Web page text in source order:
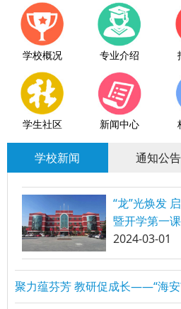
学校概况 专业介绍
学生社区 新闻中心
学校新闻 通知公告
“龙”光焕发
暨开学第一课
2024-03-01